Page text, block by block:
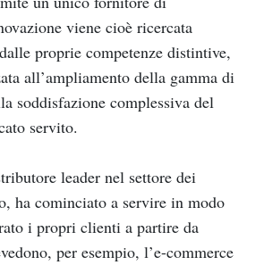
viene cioè ricercata
proprie competenze distintive,
all’ampliamento della gamma di
soddisfazione complessiva del
servito.
leader nel settore dei
ha cominciato a servire in modo
i propri clienti a partire da
per esempio, l’e-commerce